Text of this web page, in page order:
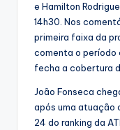
e Hamilton
14h30. Nos
primeira faixa da
comenta o período
fecha a cobertura
João Fonseca
após uma atuação
24 do ranking da